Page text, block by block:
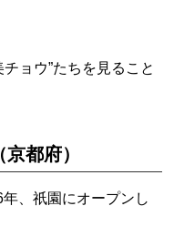
ョウ”たちを見ること
都府）
、祇園にオープンし